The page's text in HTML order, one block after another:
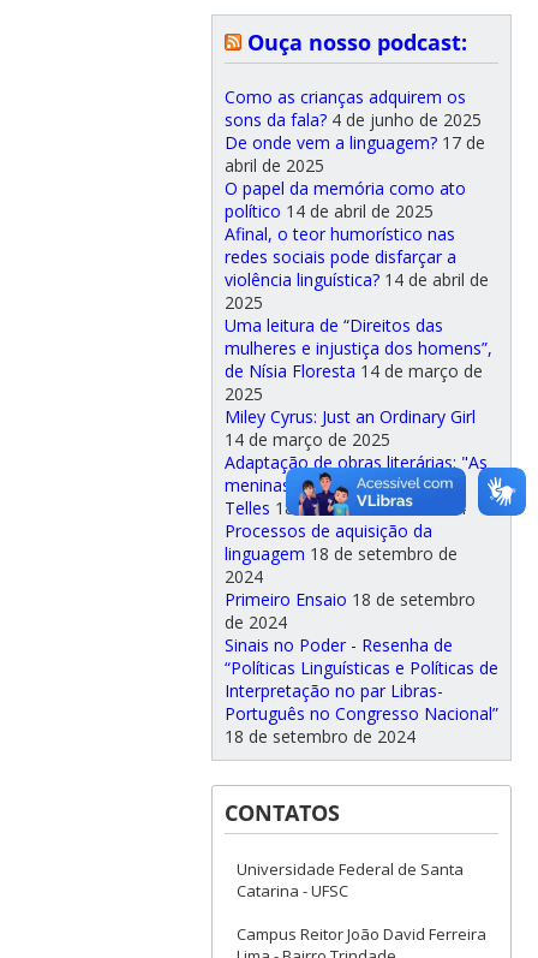
Ouça nosso podcast:
Como as crianças adquirem os
sons da fala? 4 de junho de 2025
De onde vem a linguagem? 17 de
abril de 2025
O papel da memória como ato
político 14 de abril de 2025
Afinal, o teor humorístico nas
redes sociais pode disfarçar a
violência linguística? 14 de abril de
2025
Uma leitura de “Direitos das
mulheres e injustiça dos homens”,
de Nísia Floresta 14 de março de
2025
Miley Cyrus: Just an Ordinary Girl
14 de março de 2025
Adaptação de obras literárias: "As
meninas", de Lygia Fagundes
Telles 18 de setembro de 2024
Processos de aquisição da
linguagem 18 de setembro de
2024
Primeiro Ensaio 18 de setembro
de 2024
Sinais no Poder - Resenha de
“Políticas Linguísticas e Políticas de
Interpretação no par Libras-
Português no Congresso Nacional”
18 de setembro de 2024
CONTATOS
Universidade Federal de Santa
Catarina - UFSC
Campus Reitor João David Ferreira